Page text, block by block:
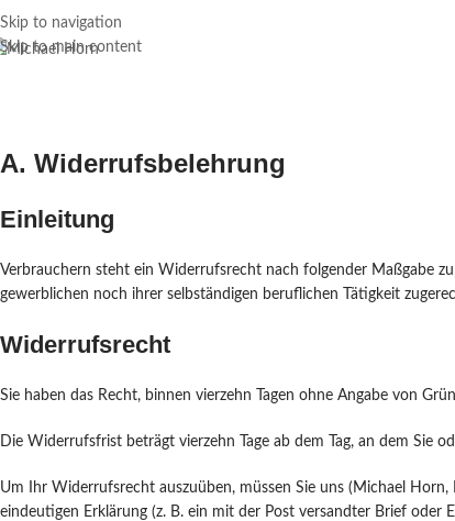
Skip to navigation
Skip to main content
A. Widerrufsbelehrung
Einleitung
Verbrauchern steht ein Widerrufsrecht nach folgender Maßgabe
gewerblichen noch ihrer selbständigen beruflichen Tätigkeit
Widerrufsrecht
Sie haben das Recht, binnen vierzehn Tagen ohne Angabe von
Die Widerrufsfrist beträgt vierzehn Tage ab dem Tag, an dem Sie
Um Ihr Widerrufsrecht auszuüben, müssen Sie uns (Michael
eindeutigen Erklärung (z. B. ein mit der Post versandter Brief